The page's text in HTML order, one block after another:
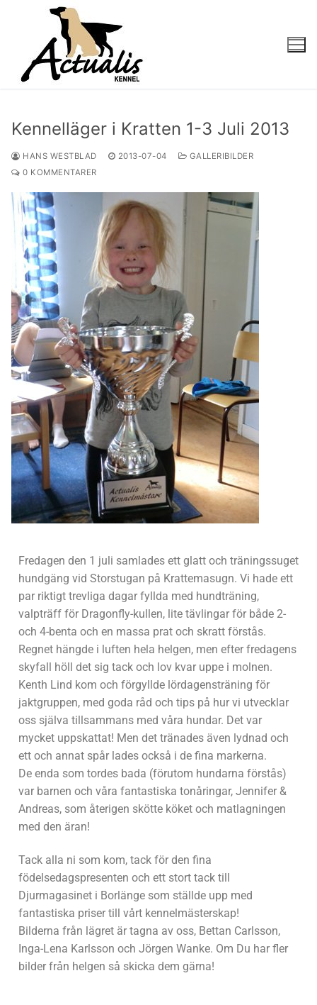
Kennelläger i Kratten 1-3 Juli 2013
HANS WESTBLAD 2013-07-04
GALLERIBILDER
0 KOMMENTARER
Fredagen den 1 juli samlades ett glatt och träningssuget
hundgäng vid Storstugan på Krattemasugn. Vi hade ett
par riktigt trevliga dagar fyllda med hundträning,
valpträff för Dragonfly-kullen, lite tävlingar för både 2-
och 4-benta och en massa prat och skratt förstås.
Regnet hängde i luften hela helgen, men efter fredagens
skyfall höll det sig tack och lov kvar uppe i molnen.
Kenth Lind kom och förgyllde lördagensträning för
jaktgruppen, med goda råd och tips på hur vi utvecklar
oss själva tillsammans med våra hundar. Det var
mycket uppskattat! Men det tränades även lydnad och
ett och annat spår lades också i de fina markerna.
De enda som tordes bada (förutom hundarna förstås)
var barnen och våra fantastiska tonåringar, Jennifer &
Andreas, som återigen skötte köket och matlagningen
med den äran!
Tack alla ni som kom, tack för den fina
födelsedagspresenten och ett stort tack till
Djurmagasinet i Borlänge som ställde upp med
fantastiska priser till vårt kennelmästerskap!
Bilderna från lägret är tagna av oss, Bettan Carlsson,
Inga-Lena Karlsson och Jörgen Wanke. Om Du har fler
bilder från helgen så skicka dem gärna!